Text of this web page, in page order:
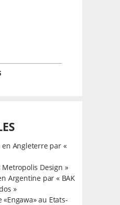
Angleterre par «
Design »
Argentine par « BAK
»
au Etats-